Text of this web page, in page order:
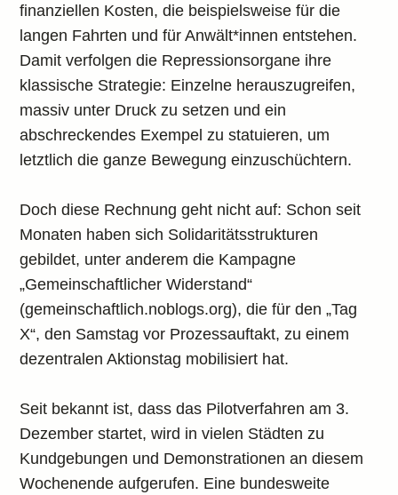
finanziellen Kosten, die beispielsweise für die
langen Fahrten und für Anwält*innen entstehen.
Damit verfolgen die Repressionsorgane ihre
klassische Strategie: Einzelne herauszugreifen,
massiv unter Druck zu setzen und ein
abschreckendes Exempel zu statuieren, um
letztlich die ganze Bewegung einzuschüchtern.
Doch diese Rechnung geht nicht auf: Schon seit
Monaten haben sich Solidaritätsstrukturen
gebildet, unter anderem die Kampagne
„Gemeinschaftlicher Widerstand“
(gemeinschaftlich.noblogs.org), die für den „Tag
X“, den Samstag vor Prozessauftakt, zu einem
dezentralen Aktionstag mobilisiert hat.
Seit bekannt ist, dass das Pilotverfahren am 3.
Dezember startet, wird in vielen Städten zu
Kundgebungen und Demonstrationen an diesem
Wochenende aufgerufen. Eine bundesweite